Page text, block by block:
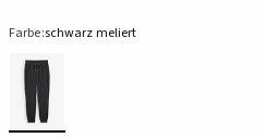
Farbe:schwarz meliert